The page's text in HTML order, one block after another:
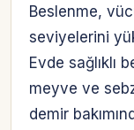
Beslenme,
seviyelerini
Evde sağlıklı
meyve ve
demir